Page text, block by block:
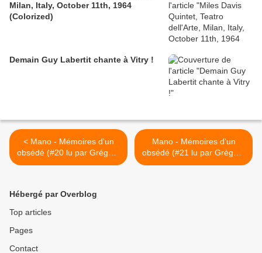
Milan, Italy, October 11th, 1964
(Colorized)
Demain Guy Labertit chante à Vitry !
< Mano - Mémoires d'un
obsédé (#20 lu par Grégory
Protche)
Mano - Mémoires d'un
obsédé (#21 lu par Grégory
Protche) >
Hébergé par Overblog
Top articles
Pages
Contact